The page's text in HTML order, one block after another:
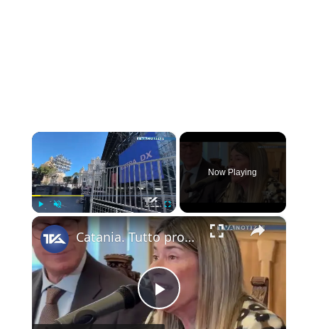
×
Unmute Fullscreen
Now Playing
×
Play
Catania. Tutto pronto per festeggiare l’ultimo giorno dell’anno con “Capodanno in Musica” in dirett